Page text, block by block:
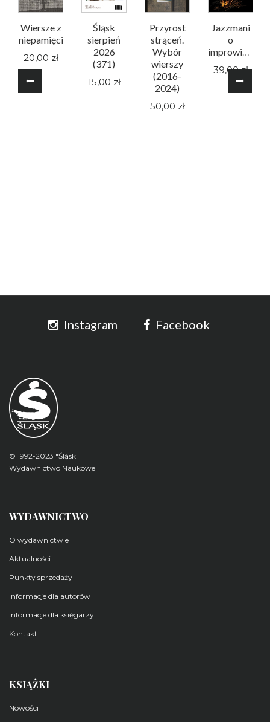
Wiersze z
niepamięci
20,00 zł
Śląsk
sierpień
2026
(371)
15,00 zł
Przyrost
strąceń.
Wybór
wierszy
(2016-
2024)
50,00 zł
Jazzmani
o
39,00 zł
Instagram Facebook
© 1992-2023 "Śląsk"
Wydawnictwo Naukowe
WYDAWNICTWO
O wydawnictwie
Aktualności
Punkty sprzedaży
Informacje dla autorów
Informacje dla księgarzy
Kontakt
KSIĄŻKI
Nowości